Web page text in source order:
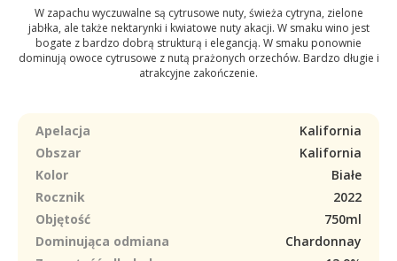
W zapachu wyczuwalne są cytrusowe nuty, świeża cytryna, zielone
jabłka, ale także nektarynki i kwiatowe nuty akacji. W smaku wino jest
bogate z bardzo dobrą strukturą i elegancją. W smaku ponownie
dominują owoce cytrusowe z nutą prażonych orzechów. Bardzo długie i
atrakcyjne zakończenie.
Apelacja
Kalifornia
Obszar
Kalifornia
Kolor
Białe
Rocznik
2022
Objętość
750ml
Dominująca odmiana
Chardonnay